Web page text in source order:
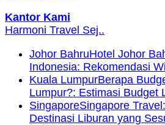
Kantor Kami
Harmoni Travel Sej..
Johor BahruHotel Johor
Indonesia: Rekomendasi
Kuala LumpurBerapa
Lumpur?: Estimasi Budget
SingaporeSingapore
Destinasi Liburan yang